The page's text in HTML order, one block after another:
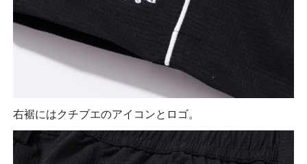
右裾にはクチブエのアイコンとロゴ。